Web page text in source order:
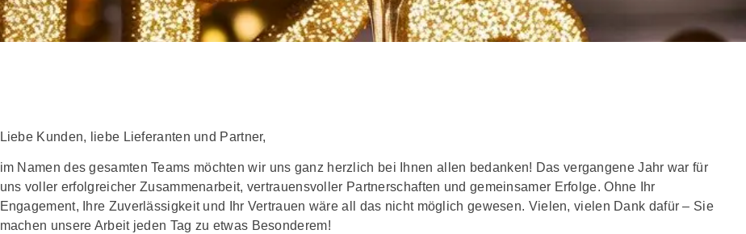
Liebe Kunden, liebe Lieferanten und Partner,
im Namen des gesamten Teams möchten wir uns ganz herzlich bei Ihnen allen bedanken! Das vergangene Jahr war für
uns voller erfolgreicher Zusammenarbeit, vertrauensvoller Partnerschaften und gemeinsamer Erfolge. Ohne Ihr
Engagement, Ihre Zuverlässigkeit und Ihr Vertrauen wäre all das nicht möglich gewesen. Vielen, vielen Dank dafür – Sie
machen unsere Arbeit jeden Tag zu etwas Besonderem!